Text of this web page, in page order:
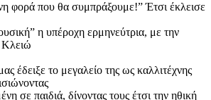
φορά που θα συμπράξουμε!” Έτσι έκλεισε
η υπέροχη ερμηνεύτρια, με την
Κλειώ
έδειξε το μεγαλείο της ως καλλιτέχνης
σε παιδιά, δίνοντας τους έτσι την ηθική